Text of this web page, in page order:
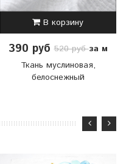
В корзину
390 руб520 рубза м
Ткань муслиновая,
белоснежный